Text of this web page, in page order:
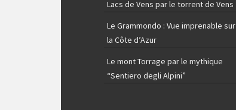
Lacs de Vens par le torrent de Vens
Le Grammondo : Vue imprenable sur
la Côte d’Azur
Le mont Torrage par le mythique
“Sentiero degli Alpini”